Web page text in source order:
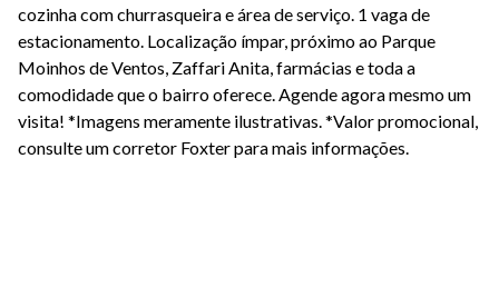
cozinha com churrasqueira e área de serviço. 1 vaga de
estacionamento. Localização ímpar, próximo ao Parque
Moinhos de Ventos, Zaffari Anita, farmácias e toda a
comodidade que o bairro oferece. Agende agora mesmo um
visita! *Imagens meramente ilustrativas.*Valor promocional,
consulte um corretor Foxter para mais informações.